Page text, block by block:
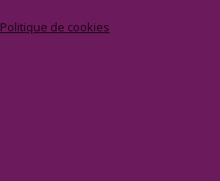
Politique de cookies